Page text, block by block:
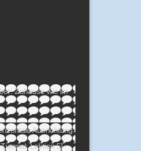
Zuhause wie im
Ausrichtung
Lektion 5]